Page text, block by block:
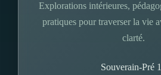
Explorations intérieures,
pratiques pour traverser la vie
clarté.
Souverain-Pré